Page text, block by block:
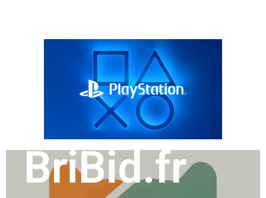
BriBid.fr